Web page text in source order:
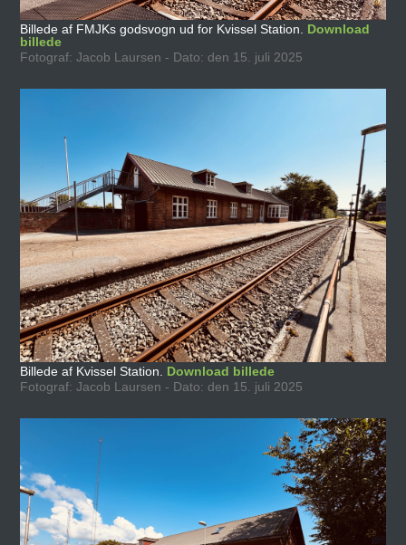
Billede af FMJKs godsvogn ud for Kvissel Station. Download
billede
Fotograf: Jacob Laursen - Dato: den 15. juli 2025
Billede af Kvissel Station. Download billede
Fotograf: Jacob Laursen - Dato: den 15. juli 2025